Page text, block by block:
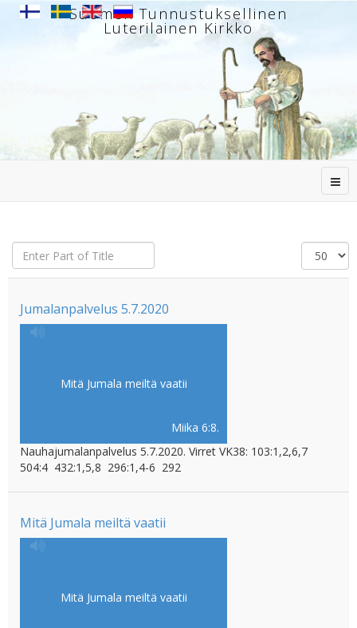
Suomen Tunnustuksellinen
Luterilainen Kirkko
Enter
Part
of
Näytä
#
Jumalanpalvelus 5.7.2020
Mitä Jumala meiltä vaatii
Miika 6:8.
Nauhajumalanpalvelus 5.7.2020. Virret VK38: 103:1,2,6,7
504:4 432:1,5,8 296:1,4-6 292
Mitä Jumala meiltä vaatii
Mitä Jumala meiltä vaatii